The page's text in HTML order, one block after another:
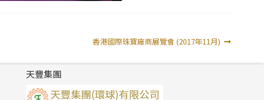
下
篇
章:
香港國際珠寶廠商展覽會 (2017年11月)
天豐集團